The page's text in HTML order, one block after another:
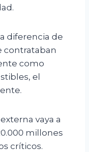
diferencia de
contrataban
como
el
vaya a
millones
críticos.